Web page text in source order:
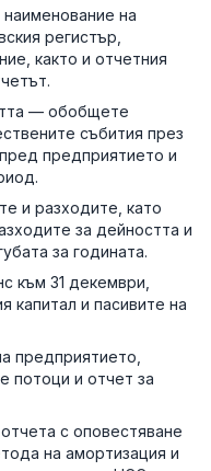
на
регистър,
както и отчетния
— обобщете
събития през
предприятието и
и разходите, като
за дейността и
за годината.
към 31 декември,
капитал и пасивите на
предприятието,
потоци и отчет за
с оповестяване
на амортизация и